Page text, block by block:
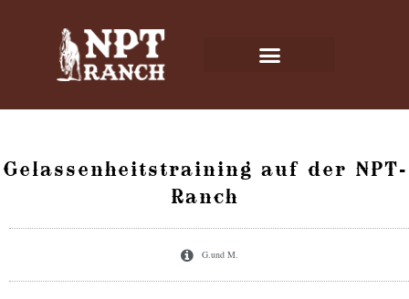
Gelassenheitstraining auf der NPT-
Ranch
G.und M.